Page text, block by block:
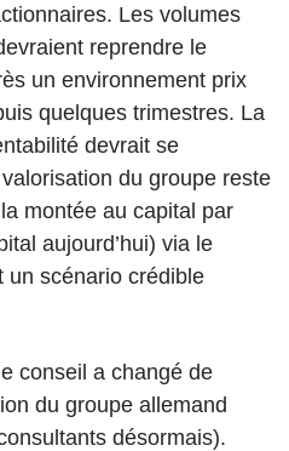
Les volumes
reprendre le
un environnement prix
quelques trimestres. La
devrait se
du groupe reste
montée au capital par
aujourd’hui) via le
un scénario crédible
conseil a changé de
du groupe allemand
désormais).